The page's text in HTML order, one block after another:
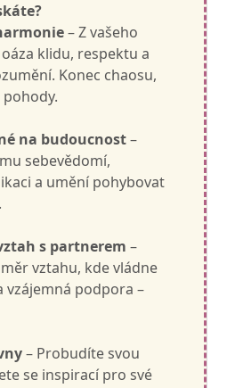
– Z vašeho
klidu, respektu a
Konec chaosu,
na budoucnost–
sebevědomí,
a umění pohybovat
s partnerem –
vztahu, kde vládne
vzájemná podpora –
– Probudíte svou
se inspirací pro své